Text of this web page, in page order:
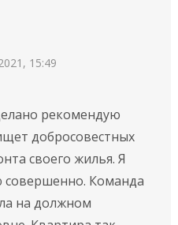
15:49
рекомендую
добросовестных
своего жилья. Я
совершенно. Команда
на должном